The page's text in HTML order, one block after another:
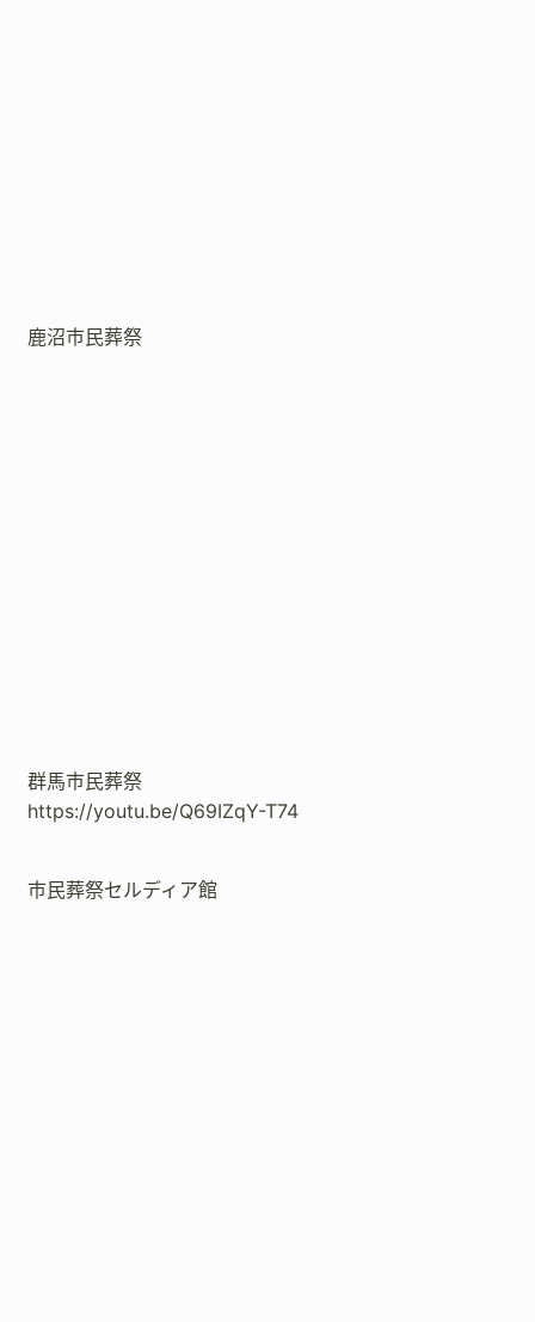
鹿沼市民葬祭
群馬市民葬祭
https://youtu.be/Q69IZqY-T74
市民葬祭セルディア館